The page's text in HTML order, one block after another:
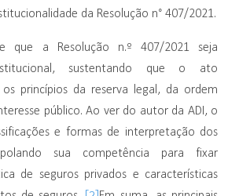
da Resolução n° 407/2021.
que a Resolução n.º 407/2021 seja
sustentando que o ato
princípios da reserva legal, da ordem
público. Ao ver do autor da ADI, o
e formas de interpretação dos
sua competência para fixar
de seguros privados e características